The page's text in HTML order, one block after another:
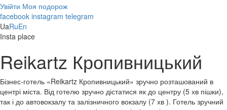
Увійти Моя подорож
facebook instagram telegram
UaRuEn
Insta place
Reikartz Кропивницький
Бізнес-готель «Reikartz Кропивницький» зручно розташований в
центрі міста. Від готелю зручно дістатися як до центру (5 хв пішки),
так і до автовокзалу та залізничного вокзалу (7 хв ). Готель зручний